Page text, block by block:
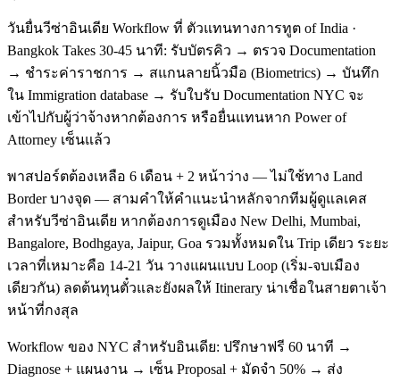
วันยื่นวีซ่าอินเดีย Workflow ที่ ตัวแทนทางการทูต of India ·
Bangkok Takes 30-45 นาที: รับบัตรคิว → ตรวจ Documentation
→ ชำระค่าราชการ → สแกนลายนิ้วมือ (Biometrics) → บันทึก
ใน Immigration database → รับใบรับ Documentation NYC จะ
เข้าไปกับผู้ว่าจ้างหากต้องการ หรือยื่นแทนหาก Power of
Attorney เซ็นแล้ว
พาสปอร์ตต้องเหลือ 6 เดือน + 2 หน้าว่าง — ไม่ใช้ทาง Land
Border บางจุด — สามคำให้คำแนะนำหลักจากทีมผู้ดูแลเคส
สำหรับวีซ่าอินเดีย หากต้องการดูเมือง New Delhi, Mumbai,
Bangalore, Bodhgaya, Jaipur, Goa รวมทั้งหมดใน Trip เดียว ระยะ
เวลาที่เหมาะคือ 14-21 วัน วางแผนแบบ Loop (เริ่ม-จบเมือง
เดียวกัน) ลดต้นทุนตั๋วและยังผลให้ Itinerary น่าเชื่อในสายตาเจ้า
หน้าที่กงสุล
Workflow ของ NYC สำหรับอินเดีย: ปรึกษาฟรี 60 นาที →
Diagnose + แผนงาน → เซ็น Proposal + มัดจำ 50% → ส่ง